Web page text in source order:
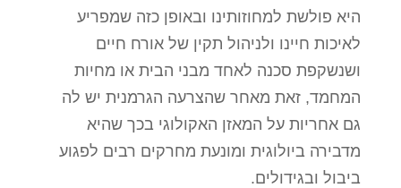
add_circle_outline הגדלת גופן
spellcheck גופן קריא
brightness_high ניגודיות בהירה
brightness_low ניגודיות כהה
format_underlined הוסף קו תחתון לקישורים
סמן קישורים
היא פולשת למחוזותינו ובאופן כזה שמפריע
לאיכות חיינו ולניהול תקין של אורח חיים
ושנשקפת סכנה לאחד מבני הבית או מחיות
המחמד, זאת מאחר שהצרעה הגרמנית יש לה
גם אחריות על המאזן האקולוגי בכך שהיא
מדבירה ביולוגית ומונעת מחרקים רבים לפגוע
ביבול ובגידולים.